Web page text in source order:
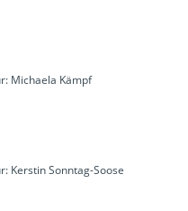
Michaela Kämpf
Kerstin Sonntag-Soose